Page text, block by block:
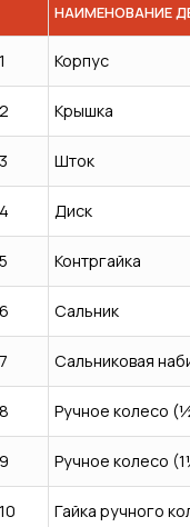
НАИМЕНОВАНИЕ
1 Корпус
2 Крышка
3 Шток
4 Диск
5 Контргайка
6 Сальник
7 Сальниковая
8 Ручное колесо
9 Ручное колесо
10 Гайка ручного